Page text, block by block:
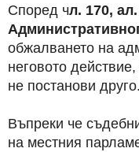
Според чл. 170,
обжалването на
неговото
не постанови друго.
Въпреки че
на местния